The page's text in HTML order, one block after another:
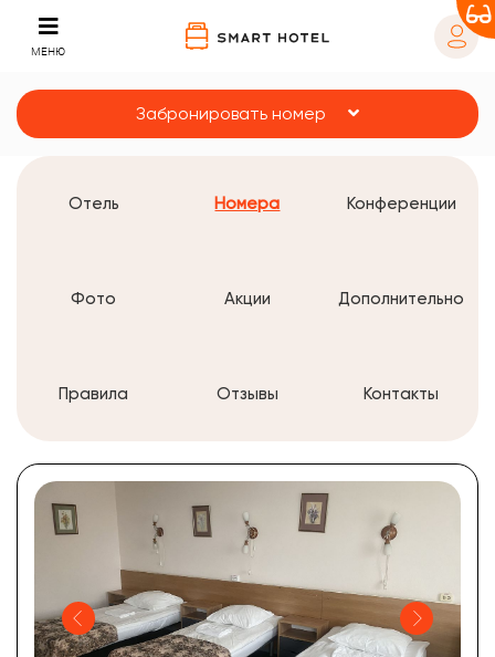
МЕНЮ
Забронировать номер
Отель Номера Конференции
Фото Акции Дополнительно
Правила Отзывы Контакты